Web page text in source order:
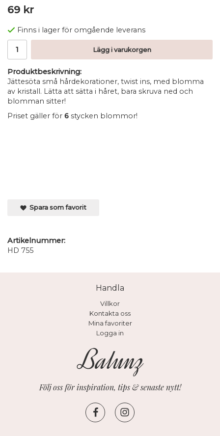
69 kr
Finns i lager för omgående leverans
Lägg i varukorgen
Produktbeskrivning:
Jättesöta små hårdekorationer, twist ins, med blomma
av kristall. Lätta att sätta i håret, bara skruva ned och
blomman sitter!
Priset gäller för 6 stycken blommor!
Spara som favorit
Artikelnummer:
HD 755
Handla
Villkor
Kontakta oss
Mina favoriter
Logga in
Följ oss för inspiration, tips & senaste nytt!